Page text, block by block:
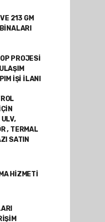
213 GM
PROJESİ
İŞİ İLANI
, TERMAL
SATIN
HİZMETİ